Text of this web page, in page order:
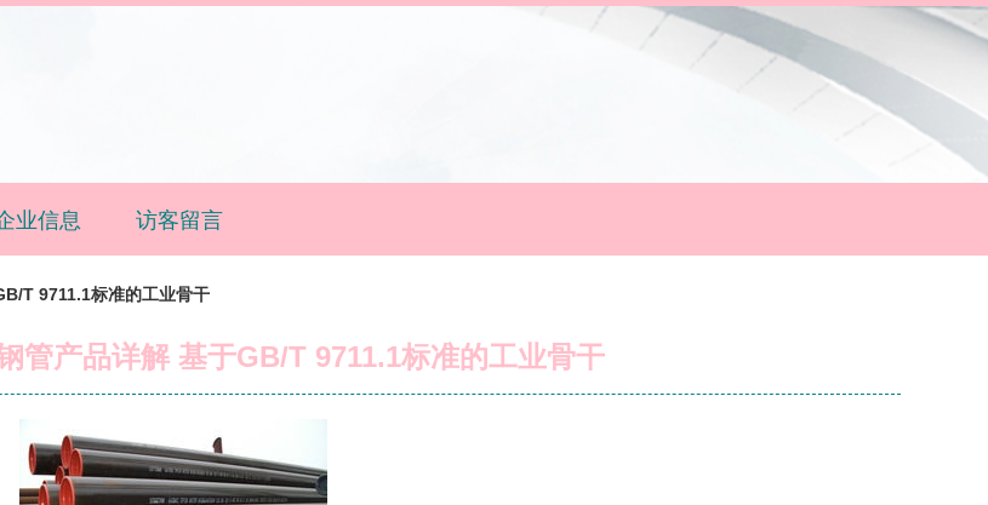
业信息 访客留言
T 9711.1标准的工业骨干
管产品详解 基于GB/T 9711.1标准的工业骨干